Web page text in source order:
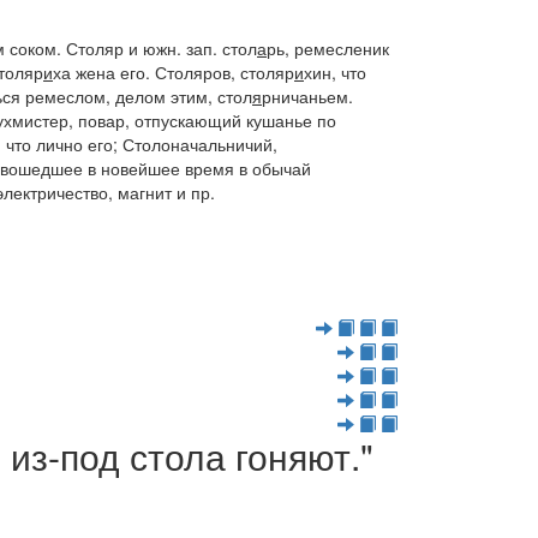
соком. Столяр и южн. зап. столарь, ремесленик
иха жена его. Столяров, столярихин, что
ремеслом, делом этим, столярничаньем.
повар, отпускающий кушанье по
что лично его; Столоначальничий,
в новейшее время в обычай
магнит и пр.
под стола гоняют."